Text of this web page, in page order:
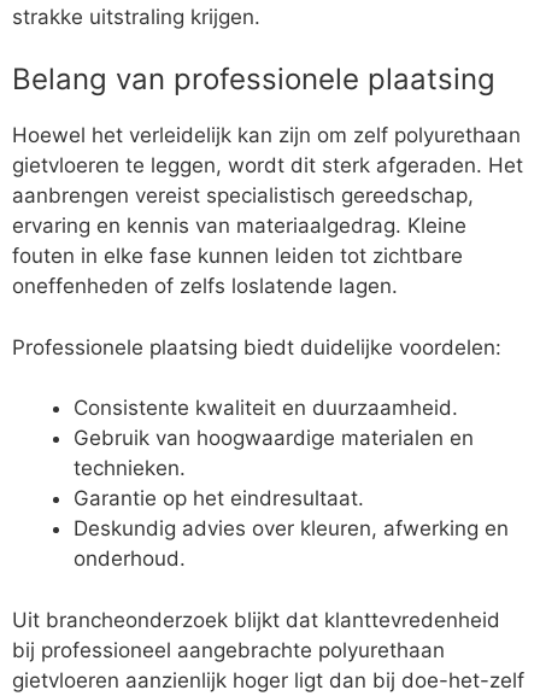
strakke uitstraling krijgen.
Belang van professionele plaatsing
Hoewel het verleidelijk kan zijn om zelf polyurethaan
gietvloeren te leggen, wordt dit sterk afgeraden. Het
aanbrengen vereist specialistisch gereedschap,
ervaring en kennis van materiaalgedrag. Kleine
fouten in elke fase kunnen leiden tot zichtbare
oneffenheden of zelfs loslatende lagen.
Professionele plaatsing biedt duidelijke voordelen:
Consistente kwaliteit en duurzaamheid.
Gebruik van hoogwaardige materialen en
technieken.
Garantie op het eindresultaat.
Deskundig advies over kleuren, afwerking en
onderhoud.
Uit brancheonderzoek blijkt dat klanttevredenheid
bij professioneel aangebrachte polyurethaan
gietvloeren aanzienlijk hoger ligt dan bij doe-het-zelf